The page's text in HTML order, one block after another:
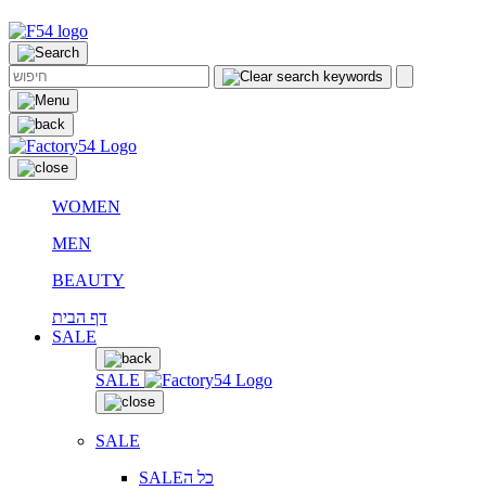
WOMEN
MEN
BEAUTY
דף הבית
SALE
SALE
SALE
SALEכל ה